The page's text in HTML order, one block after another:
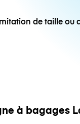
de taille ou
à bagages